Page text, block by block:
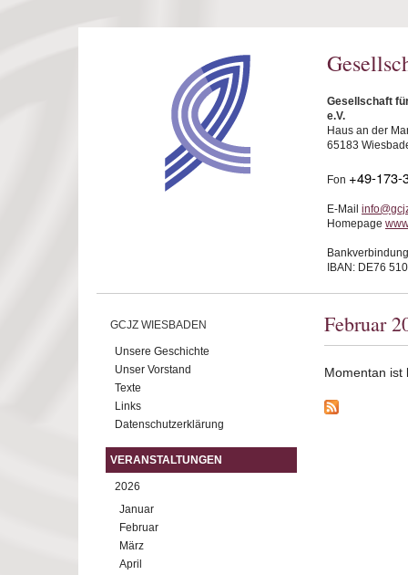
Gesellschaft
e.V.
Haus an der
65183
Fon +49-173-
E-Mail
Homepage
IBAN: DE76
GCJZ WIESBADEN
Unsere Geschichte
Unser Vorstand
Texte
Links
Datenschutzerklärung
VERANSTALTUNGEN
2026
Januar
Februar
März
April
Februar
Momentan ist